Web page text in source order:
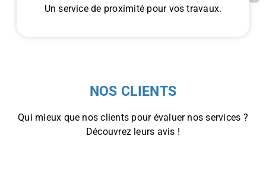
Un service de proximité pour vos travaux.
NOS CLIENTS
Qui mieux que nos clients pour évaluer nos services ?
Découvrez leurs avis !